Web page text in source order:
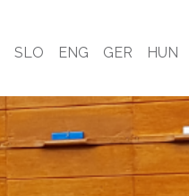
SLO ENG GER HUN